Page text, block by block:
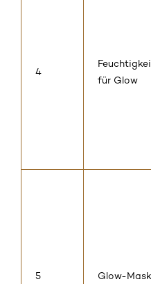
4
für Glow
5 Glow-